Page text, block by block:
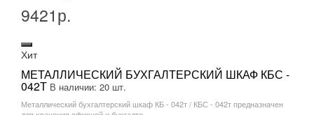
9421р.
Хит
МЕТАЛЛИЧЕСКИЙ БУХГАЛТЕРСКИЙ ШКАФ КБС -
042Т В наличии: 20 шт.
Металлический бухгалтерский шкаф КБ - 042т / КБС - 042т предназначен